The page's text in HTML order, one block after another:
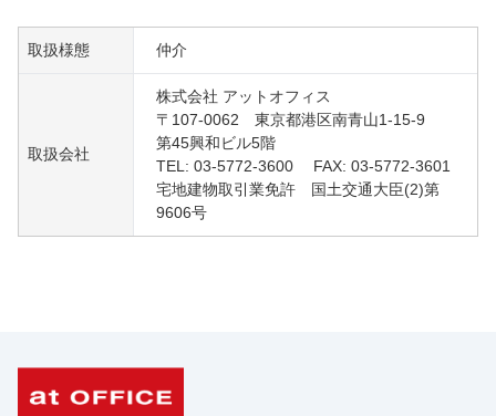
取扱様態 仲介
取扱会社
株式会社 アットオフィス
〒107-0062 東京都港区南青山1-15-9
第45興和ビル5階
TEL: 03-5772-3600 FAX: 03-5772-3601
宅地建物取引業免許 国土交通大臣(2)第
9606号